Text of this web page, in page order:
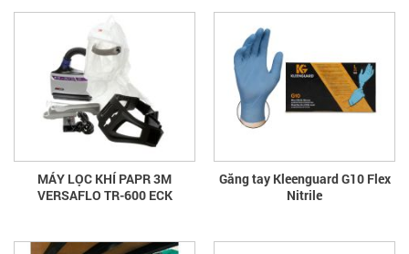
MÁY LỌC KHÍ PAPR 3M
VERSAFLO TR-600 ECK
Găng tay Kleenguard G10 Flex
Nitrile